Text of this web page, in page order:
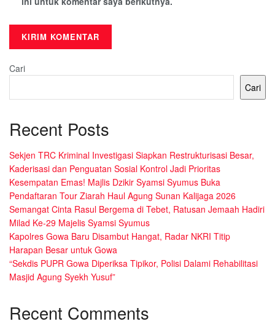
Cari
Cari
Recent Posts
Sekjen TRC Kriminal Investigasi Siapkan Restrukturisasi Besar,
Kaderisasi dan Penguatan Sosial Kontrol Jadi Prioritas
Kesempatan Emas! Majlis Dzikir Syamsi Syumus Buka
Pendaftaran Tour Ziarah Haul Agung Sunan Kalijaga 2026
Semangat Cinta Rasul Bergema di Tebet, Ratusan Jemaah Hadiri
Milad Ke-29 Majelis Syamsi Syumus
Kapolres Gowa Baru Disambut Hangat, Radar NKRI Titip
Harapan Besar untuk Gowa
“Sekdis PUPR Gowa Diperiksa Tipikor, Polisi Dalami Rehabilitasi
Masjid Agung Syekh Yusuf”
Recent Comments